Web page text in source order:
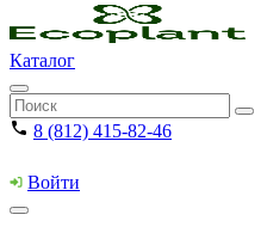
Каталог
8 (812) 415-82-46
Войти